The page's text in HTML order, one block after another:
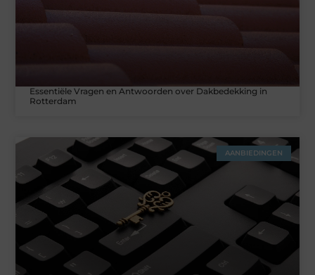
Essentiële Vragen en Antwoorden over Dakbedekking in
Rotterdam
AANBIEDINGEN